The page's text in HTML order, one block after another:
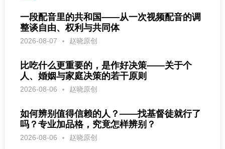
一段配音里的共和国——从一次视频配音的调
整谈自由、权利与共同体
2026-08-07 赵晓原创
比吃什么更重要的，是作好决策——关于个
人、婚姻与家庭决策的若干原则
2026-08-06 赵晓原创
如何辨别值得信赖的人？——找基督徒就行了
吗？专业加品格，究竟怎样辨别？
2026-08-06 赵晓原创